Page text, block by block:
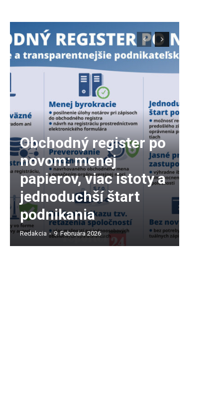
Obchodný register po
novom: menej
papierov, viac istoty a
jednoduchší štart
podnikania
Redakcia - 9. Februára 2026